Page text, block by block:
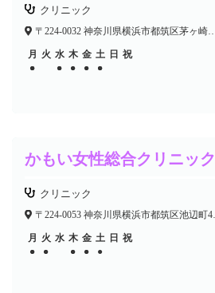
クリニック
〒224-0032 神奈川県横浜市都筑区茅ヶ崎中央50-17 CMポートビルB1F
月 火 水 木 金 土 日 祝
●
● ● ● ●
● ● ● ● ●
● ● ●
かもい女性総合クリニック
クリニック
〒224-0053 神奈川県横浜市都筑区池辺町4035-1
月 火 水 木 金 土 日 祝
●
● ● ●
● ● ● ● ●